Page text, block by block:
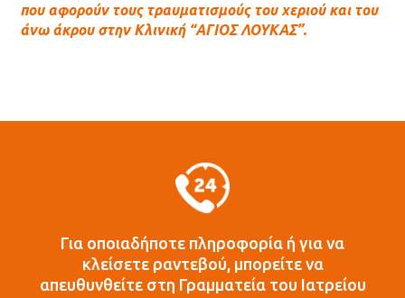
που αφορούν τους τραυματισμούς του χεριού και του
άνω άκρου στην Κλινική “ΑΓΙΟΣ ΛΟΥΚΑΣ”.
Για οποιαδήποτε πληροφορία ή για να
κλείσετε ραντεβού, μπορείτε να
απευθυνθείτε στη Γραμματεία του Ιατρείου